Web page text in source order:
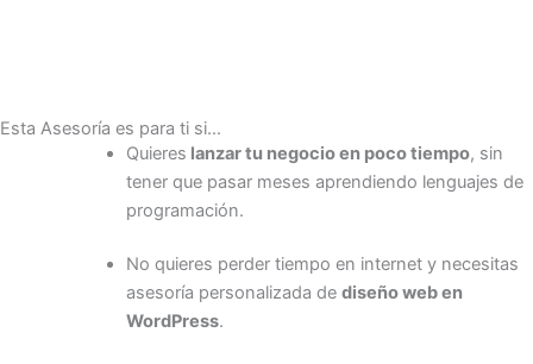
Esta Asesoría es para ti si...
Quieres lanzar tu negocio en poco tiempo, sin
tener que pasar meses aprendiendo lenguajes de
programación.
No quieres perder tiempo en internet y necesitas
asesoría personalizada de diseño web en
WordPress.